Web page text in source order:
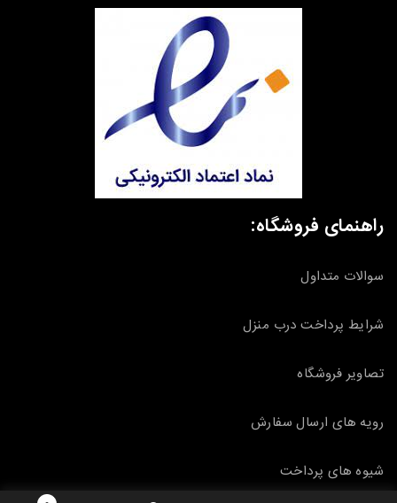
راهنمای فروشگاه:
سوالات متداول
شرایط پرداخت درب منزل
تصاویر فروشگاه
رویه های ارسال سفارش
شیوه های پرداخت